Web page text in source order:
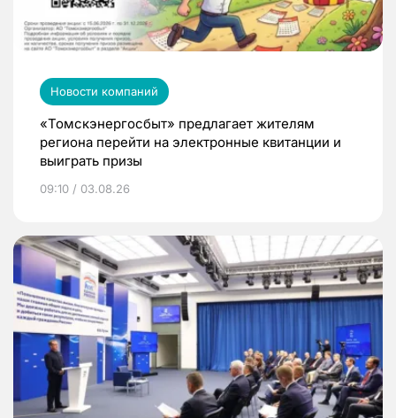
Новости компаний
«Томскэнергосбыт» предлагает жителям
региона перейти на электронные квитанции и
выиграть призы
09:10 / 03.08.26